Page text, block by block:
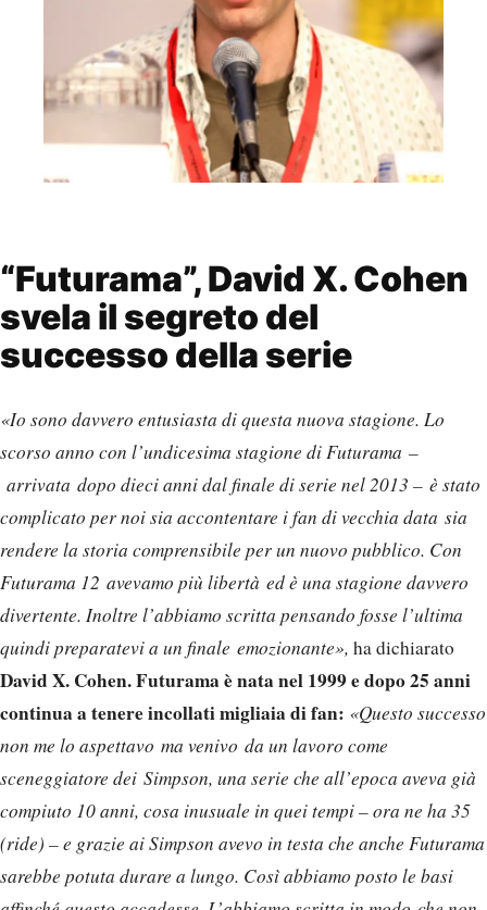
“Futurama”, David X. Cohen
svela il segreto del
successo della serie
«Io sono davvero entusiasta di questa nuova stagione. Lo
scorso anno con l’undicesima stagione di Futurama –
arrivata dopo dieci anni dal finale di serie nel 2013 – è stato
complicato per noi sia accontentare i fan di vecchia data sia
rendere la storia comprensibile per un nuovo pubblico. Con
Futurama 12 avevamo più libertà ed è una stagione davvero
divertente. Inoltre l’abbiamo scritta pensando fosse l’ultima
quindi preparatevi a un finale emozionante», ha dichiarato
David X. Cohen. Futurama è nata nel 1999 e dopo 25 anni
continua a tenere incollati migliaia di fan: «Questo successo
non me lo aspettavo ma venivo da un lavoro come
sceneggiatore dei Simpson, una serie che all’epoca aveva già
compiuto 10 anni, cosa inusuale in quei tempi – ora ne ha 35
(ride) – e grazie ai Simpson avevo in testa che anche Futurama
sarebbe potuta durare a lungo. Così abbiamo posto le basi